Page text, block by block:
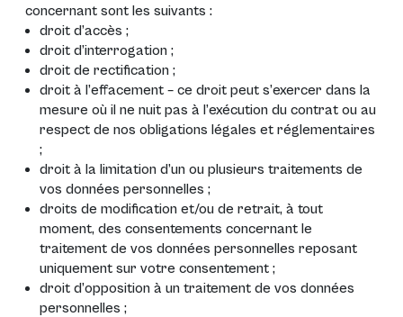
concernant sont les suivants :
droit d’accès ;
droit d’interrogation ;
droit de rectification ;
droit à l’effacement – ce droit peut s’exercer dans la
mesure où il ne nuit pas à l’exécution du contrat ou au
respect de nos obligations légales et réglementaires
;
droit à la limitation d’un ou plusieurs traitements de
vos données personnelles ;
droits de modification et/ou de retrait, à tout
moment, des consentements concernant le
traitement de vos données personnelles reposant
uniquement sur votre consentement ;
droit d’opposition à un traitement de vos données
personnelles ;